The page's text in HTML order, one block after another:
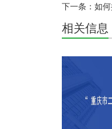
下一条：如
相关信息